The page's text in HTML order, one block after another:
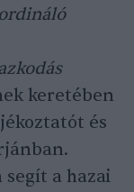
keretében
és
segít a hazai